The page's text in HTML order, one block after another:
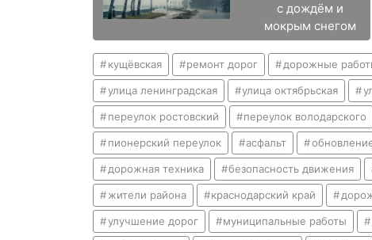
с дождём и
мокрым снегом
кущёвская ремонт дорог дорожные
улица ленинградская улица октябрьская
переулок ростовский переулок володарского
пионерский переулок асфальт
дорожная техника безопасность движения
жители района краснодарский край
улучшение дорог муниципальные работы